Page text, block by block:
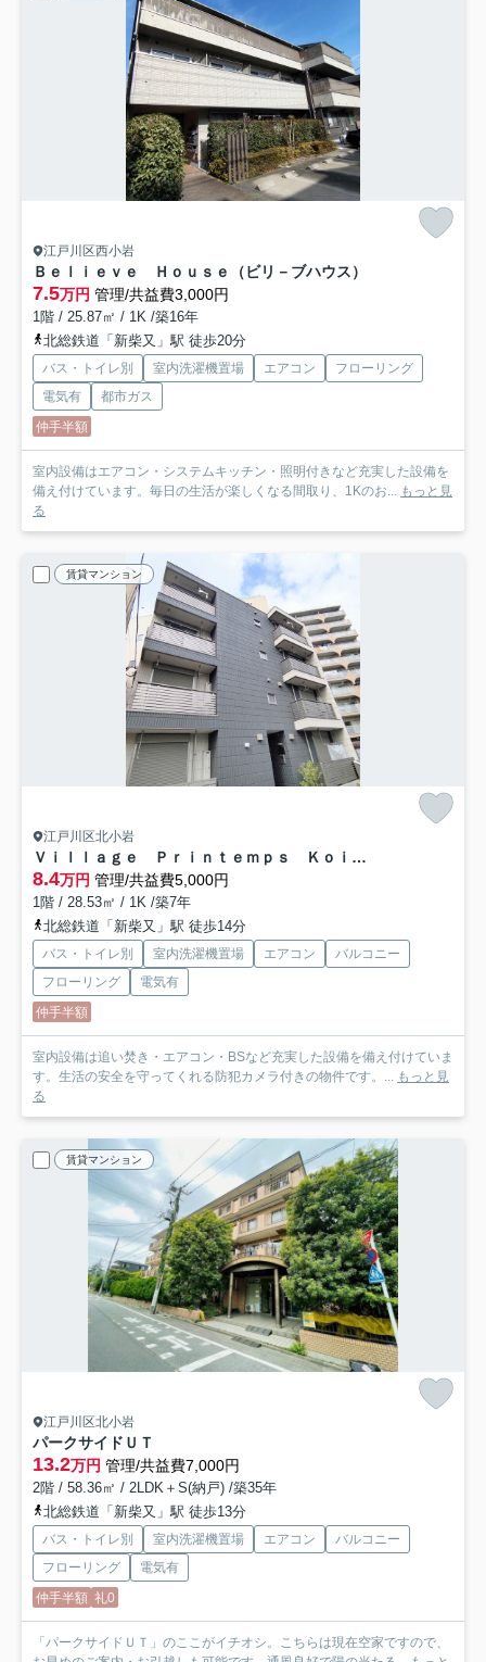
江戸川区西小岩
Ｂｅｌｉｅｖｅ Ｈｏｕｓｅ（ビリ－ブハウス）
7.5万円 管理/共益費3,000円
1階 / 25.87㎡ / 1K /築16年
北総鉄道「新柴又」駅 徒歩20分
バス・トイレ別 室内洗濯機置場 エアコン
フローリング
電気有
都市ガス
仲手半額
室内設備はエアコン・システムキッチン・照明付きなど充実した設備を
備え付けています。毎日の生活が楽しくなる間取り、1Kのお... もっと見
る
賃貸マンション
江戸川区北小岩
Ｖｉｌｌａｇｅ Ｐｒｉｎｔｅｍｐｓ Ｋｏｉｗａ
8.4万円 管理/共益費5,000円
1階 / 28.53㎡ / 1K /築7年
北総鉄道「新柴又」駅 徒歩14分
バス・トイレ別 室内洗濯機置場 エアコン
バルコニー
フローリング
電気有
仲手半額
室内設備は追い焚き・エアコン・BSなど充実した設備を備え付けていま
す。生活の安全を守ってくれる防犯カメラ付きの物件です。... もっと見
る
賃貸マンション
江戸川区北小岩
パークサイドＵＴ
13.2万円 管理/共益費7,000円
2階 / 58.36㎡ / 2LDK＋S(納戸) /築35年
北総鉄道「新柴又」駅 徒歩13分
バス・トイレ別 室内洗濯機置場 エアコン
バルコニー
フローリング
電気有
仲手半額 礼0
「パークサイドＵＴ」のここがイチオシ。こちらは現在空家ですので、